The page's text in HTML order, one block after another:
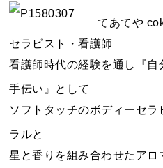
てあてや
セラピスト・看護師
看護師時代の経験を通し『
手伝い』として
ソフトタッチのボディーセ
ラルと
星と香りを組み合わせたア